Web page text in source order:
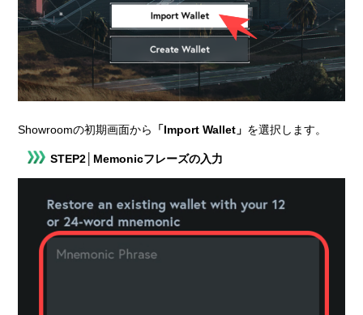
Showroomの初期画面から 「Import Wallet」 を選択します。
STEP2│Memonicフレーズの入力